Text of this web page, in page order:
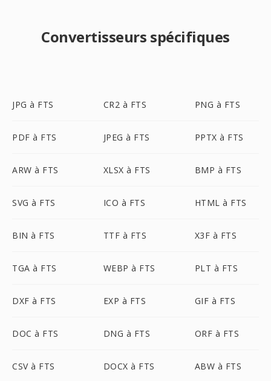
Convertisseurs spécifiques
JPG à FTS CR2 à FTS PNG à FTS
PDF à FTS JPEG à FTS PPTX à FTS
ARW à FTS XLSX à FTS BMP à FTS
SVG à FTS ICO à FTS HTML à FTS
BIN à FTS TTF à FTS X3F à FTS
TGA à FTS WEBP à FTS PLT à FTS
DXF à FTS EXP à FTS GIF à FTS
DOC à FTS DNG à FTS ORF à FTS
CSV à FTS DOCX à FTS ABW à FTS